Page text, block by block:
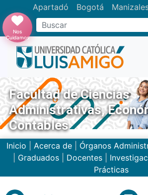
Apartadó Bogotá
Buscar
Nos
Cuidamos
Facultad de Ciencias
Administrativas,
Contables
Inicio Acerca de| Órganos
Graduados Docentes
Prácticas